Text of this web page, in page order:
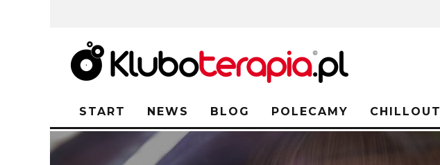
START NEWS BLOG POLECAMY CHILLOUT